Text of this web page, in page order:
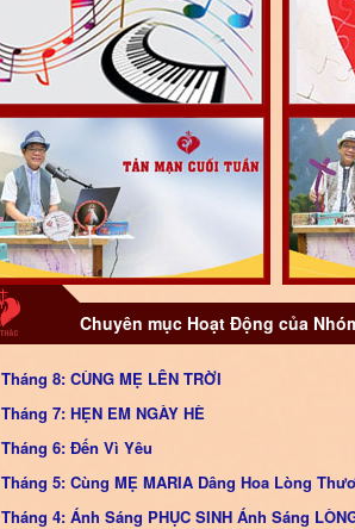
Chuyên mục Hoạt Động của
Tháng 8: CÙNG MẸ LÊN TRỜI
Tháng 7: HẸN EM NGÀY HÈ
Tháng 6: Đến Vì Yêu
Tháng 5: Cùng MẸ MARIA Dâng Hoa Lòng
Tháng 4: Ánh Sáng PHỤC SINH Ánh Sáng